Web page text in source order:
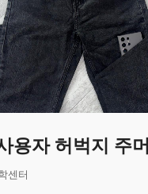
용자 허벅지 주
센터